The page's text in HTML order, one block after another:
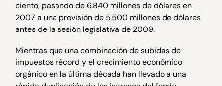
ciento, pasando de 6.840 millones de dólares en
2007 a una previsión de 5.500 millones de dólares
antes de la sesión legislativa de 2009.
Mientras que una combinación de subidas de
impuestos récord y el crecimiento económico
orgánico en la última década han llevado a una